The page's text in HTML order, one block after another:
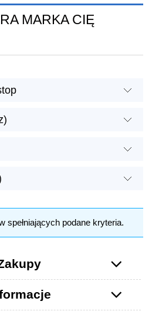
MARKA CIĘ
spełniających podane kryteria.